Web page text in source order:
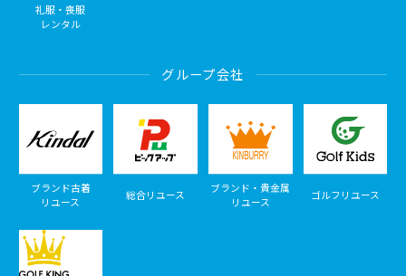
礼服・喪服
レンタル
グループ会社
ブランド古着
リユース
総合リユース
ブランド・貴金属
リユース
ゴルフリユース